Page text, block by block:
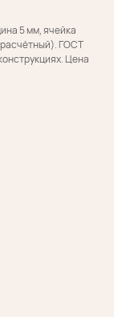
5 мм, ячейка
ГОСТ
Цена